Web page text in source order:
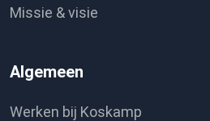
Missie & visie
Algemeen
Werken bij Koskamp